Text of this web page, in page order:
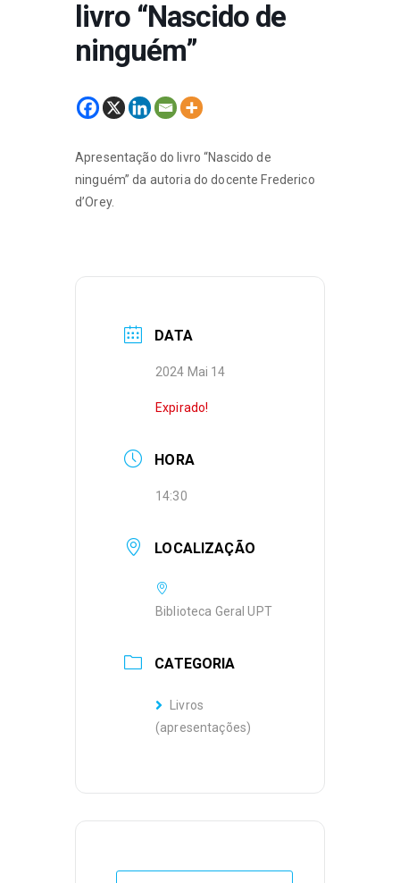
livro “Nascido de
ninguém”
Apresentação do livro “Nascido de
ninguém” da autoria do docente Frederico
d’Orey.
DATA
2024 Mai 14
Expirado!
HORA
14:30
LOCALIZAÇÃO
Biblioteca Geral UPT
CATEGORIA
Livros
(apresentações)